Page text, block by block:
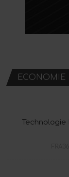
ECONOMIE
Technologie